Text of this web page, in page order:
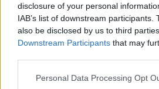
disclosure of your personal
IAB’s list of downstream participants.
also be disclosed by us to third
Downstream Participants that may
Personal Data Processing Opt
PACE (Peia)
Acțiunea Conservatoare (Târziu)
PDF (Lazarus)
PUSL (D. Voiculescu)
PNȚCD (Pavelescu)